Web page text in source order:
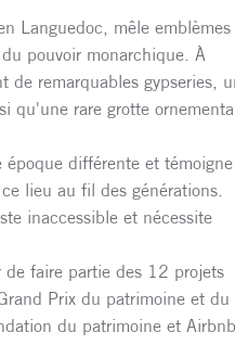
Languedoc, mêle emblèmes
pouvoir monarchique. À
de remarquables gypseries,
qu'une rare grotte
différente et
lieu au fil des générations.
inaccessible et nécessite
de faire partie des 12 projets
Prix du patrimoine et du
du patrimoine et